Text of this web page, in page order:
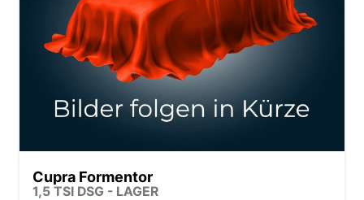
Cupra Formentor
1,5 TSI DSG - LAGER